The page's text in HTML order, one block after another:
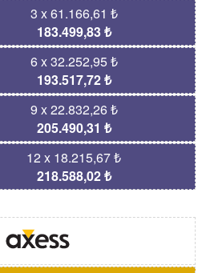
3 x 61.166,61 ₺
183.499,83 ₺
6 x 32.252,95 ₺
193.517,72 ₺
9 x 22.832,26 ₺
205.490,31 ₺
12 x 18.215,67 ₺
218.588,02 ₺